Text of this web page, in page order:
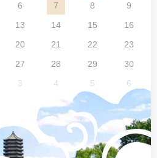
6 7 8
9
13 14 15
16
20 21 22
23
27 28 29
30
3 4 5 6